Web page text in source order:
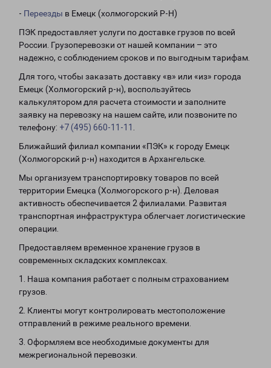
- Переезды в Емецк (холмогорский Р-Н)
ПЭК предоставляет услуги по доставке грузов по всей
России. Грузоперевозки от нашей компании – это
надежно, с соблюдением сроков и по выгодным тарифам.
Для того, чтобы заказать доставку «в» или «из» города
Емецк (Холмогорский р-н), воспользуйтесь
калькулятором для расчета стоимости и заполните
заявку на перевозку на нашем сайте, или позвоните по
телефону: +7 (495) 660-11-11
Ближайший филиал компании «ПЭК» к городу Емецк
(Холмогорский р-н) находится в Архангельске.
Мы организуем транспортировку товаров по всей
территории Емецка (Холмогорского р-н). Деловая
активность обеспечивается 2 филиалами. Развитая
транспортная инфраструктура облегчает логистические
операции.
Предоставляем временное хранение грузов в
современных складских комплексах.
1. Наша компания работает с полным страхованием
грузов.
2. Клиенты могут контролировать местоположение
отправлений в режиме реального времени.
3. Оформляем все необходимые документы для
межрегиональной перевозки.